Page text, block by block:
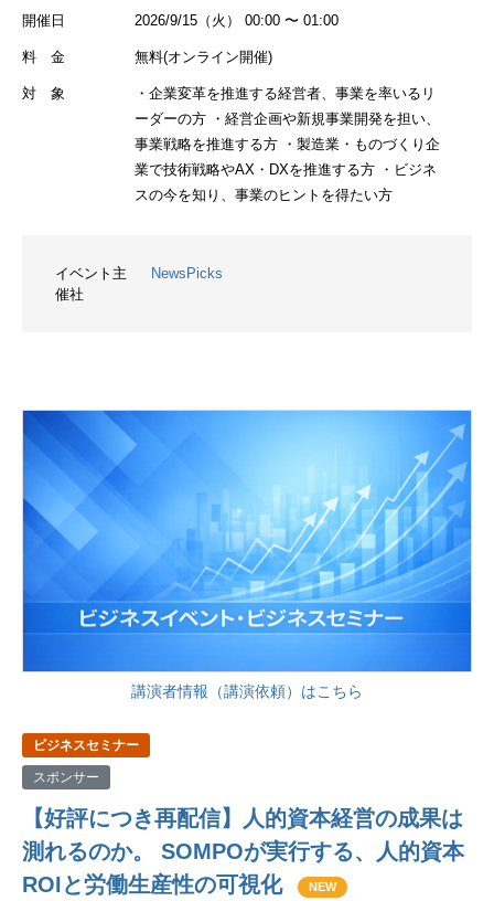
開催日 2026/9/15（火） 00:00 〜 01:00
料 金 無料(オンライン開催)
対 象
・企業変革を推進する経営者、事業を率いるリ
ーダーの方 ・経営企画や新規事業開発を担い、
事業戦略を推進する方 ・製造業・ものづくり企
業で技術戦略やAX・DXを推進する方 ・ビジネ
スの今を知り、事業のヒントを得たい方
イベント主
催社
NewsPicks
講演者情報（講演依頼）はこちら
ビジネスセミナー
スポンサー
【好評につき再配信】人的資本経営の成果は
測れるのか。 SOMPOが実行する、人的資本
ROIと労働生産性の可視化
NEW